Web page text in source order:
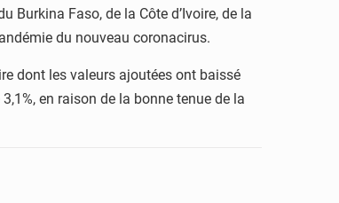
Burkina Faso, de la Côte d’Ivoire, de la
du nouveau coronacirus.
dont les valeurs ajoutées ont baissé
en raison de la bonne tenue de la